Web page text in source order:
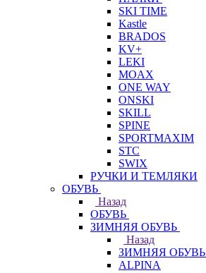
SKI TIME
Kastle
BRADOS
KV+
LEKI
MOAX
ONE WAY
ONSKI
SKILL
SPINE
SPORTMAXIM
STC
SWIX
РУЧКИ И ТЕМЛЯКИ
ОБУВЬ
Назад
ОБУВЬ
ЗИМНЯЯ ОБУВЬ
Назад
ЗИМНЯЯ ОБУВЬ
ALPINA